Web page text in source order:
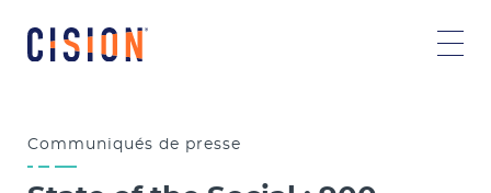
Communiqués de presse